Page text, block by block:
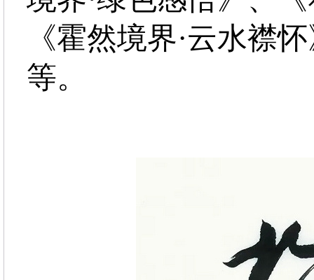
《霍然境界·云水襟
等。